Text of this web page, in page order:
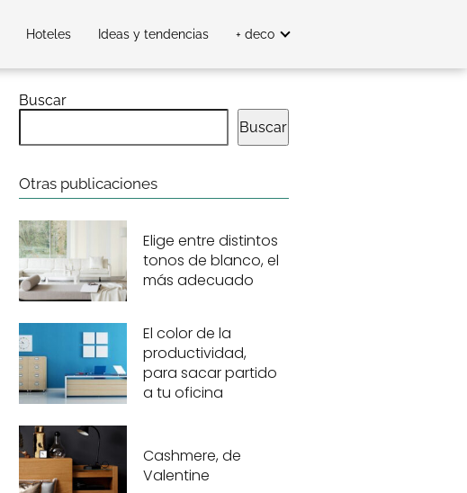
Hoteles Ideas y tendencias + deco
Buscar
Buscar
Otras publicaciones
Elige entre distintos
tonos de blanco, el
más adecuado
El color de la
productividad,
para sacar partido
a tu oficina
Cashmere, de
Valentine